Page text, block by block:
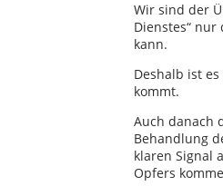
Wir sind der
Dienstes“
kann.
Deshalb ist
kommt.
Auch danach
Behandlung
klaren Signal
Opfers